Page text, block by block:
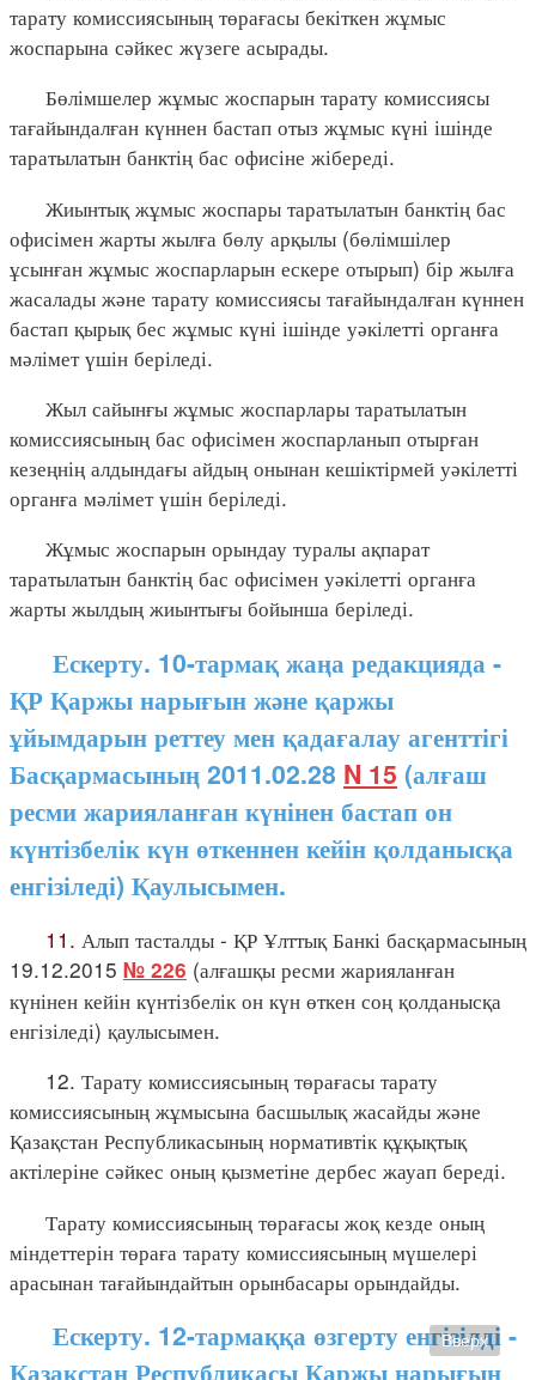
тарату комиссиясының төрағасы бекіткен жұмыс
жоспарына сәйкес жүзеге асырады.
Бөлімшелер жұмыс жоспарын тарату комиссиясы
тағайындалған күннен бастап отыз жұмыс күні ішінде
таратылатын банктің бас офисіне жібереді.
Жиынтық жұмыс жоспары таратылатын банктің бас
офисімен жарты жылға бөлу арқылы (бөлімшілер
ұсынған жұмыс жоспарларын ескере отырып) бір жылға
жасалады және тарату комиссиясы тағайындалған күннен
бастап қырық бес жұмыс күні ішінде уәкілетті органға
мәлімет үшін беріледі.
Жыл сайынғы жұмыс жоспарлары таратылатын
комиссиясының бас офисімен жоспарланып отырған
кезеңнің алдындағы айдың онынан кешіктірмей уәкілетті
органға мәлімет үшін беріледі.
Жұмыс жоспарын орындау туралы ақпарат
таратылатын банктің бас офисімен уәкілетті органға
жарты жылдың жиынтығы бойынша беріледі.
Ескерту. 10-тармақ жаңа редакцияда -
ҚР Қаржы нарығын және қаржы
ұйымдарын реттеу мен қадағалау агенттігі
Басқармасының 2011.02.28 N 15 (алғаш
ресми жарияланған күнінен бастап он
күнтізбелік күн өткеннен кейін қолданысқа
енгізіледі) Қаулысымен.
11. Алып тасталды - ҚР Ұлттық Банкі басқармасының
19.12.2015 № 226 (алғашқы ресми жарияланған
күнінен кейін күнтізбелік он күн өткен соң қолданысқа
енгізіледі) қаулысымен.
12. Тарату комиссиясының төрағасы тарату
комиссиясының жұмысына басшылық жасайды және
Қазақстан Республикасының нормативтік құқықтық
актілеріне сәйкес оның қызметіне дербес жауап береді.
Тарату комиссиясының төрағасы жоқ кезде оның
міндеттерін төраға тарату комиссиясының мүшелері
арасынан тағайындайтын орынбасары орындайды.
Ескерту. 12-тармаққа өзгерту енгізілді -
Қазақстан Республикасы Қаржы нарығын
Вверх